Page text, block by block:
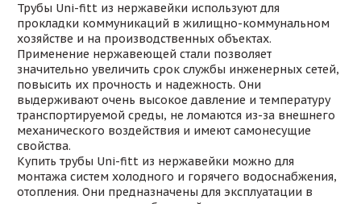
Трубы Uni-fitt из нержавейки используют для
прокладки коммуникаций в жилищно-коммунальном
хозяйстве и на производственных объектах.
Применение нержавеющей стали позволяет
значительно увеличить срок службы инженерных сетей,
повысить их прочность и надежность. Они
выдерживают очень высокое давление и температуру
транспортируемой среды, не ломаются из-за внешнего
механического воздействия и имеют самонесущие
свойства.
Купить трубы Uni-fitt из нержавейки можно для
монтажа систем холодного и горячего водоснабжения,
отопления. Они предназначены для эксплуатации в